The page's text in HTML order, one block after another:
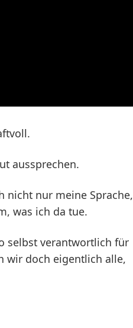
aussprechen.
nicht nur meine Sprache,
was ich da tue.
selbst verantwortlich für
wir doch eigentlich alle,